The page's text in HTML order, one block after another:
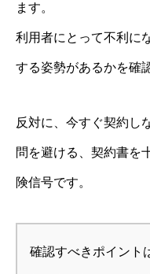
ます。
利用者にとって不利に
する姿勢があるかを確
反対に、今すぐ契約し
問を避ける、契約書を
険信号です。
確認すべきポイント